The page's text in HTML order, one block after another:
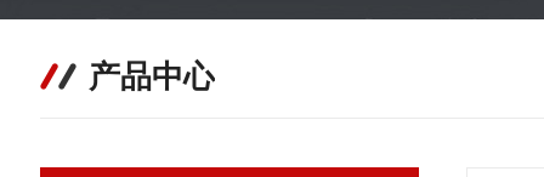
产品中心